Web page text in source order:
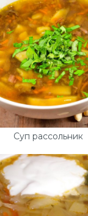
Суп рассольник